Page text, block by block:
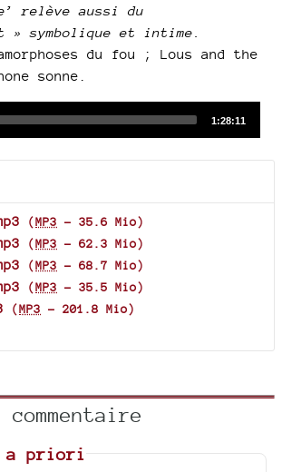
relève aussi du
» symbolique et intime.
du fou ; Lous and the
sonne.
Total
1:28:11
(MP3 - 35.6 Mio)
(MP3 - 62.3 Mio)
(MP3 - 68.7 Mio)
(MP3 - 35.5 Mio)
(MP3 - 201.8 Mio)
a priori